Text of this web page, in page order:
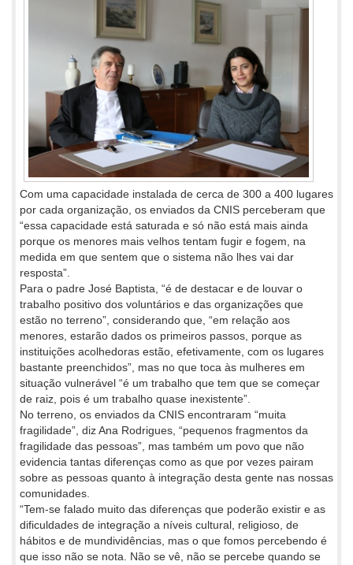
Com uma capacidade instalada de cerca de 300 a 400 lugares
por cada organização, os enviados da CNIS perceberam que
“essa capacidade está saturada e só não está mais ainda
porque os menores mais velhos tentam fugir e fogem, na
medida em que sentem que o sistema não lhes vai dar
resposta”.
Para o padre José Baptista, “é de destacar e de louvar o
trabalho positivo dos voluntários e das organizações que
estão no terreno”, considerando que, “em relação aos
menores, estarão dados os primeiros passos, porque as
instituições acolhedoras estão, efetivamente, com os lugares
bastante preenchidos”, mas no que toca às mulheres em
situação vulnerável “é um trabalho que tem que se começar
de raiz, pois é um trabalho quase inexistente”.
No terreno, os enviados da CNIS encontraram “muita
fragilidade”, diz Ana Rodrigues, “pequenos fragmentos da
fragilidade das pessoas”, mas também um povo que não
evidencia tantas diferenças como as que por vezes pairam
sobre as pessoas quanto à integração desta gente nas nossas
comunidades.
“Tem-se falado muito das diferenças que poderão existir e as
dificuldades de integração a níveis cultural, religioso, de
hábitos e de mundividências, mas o que fomos percebendo é
que isso não se nota. Não se vê, não se percebe quando se